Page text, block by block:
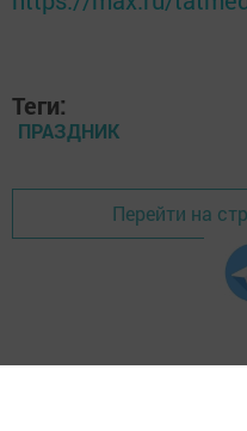
Теги:
ПРАЗДНИК
Перейти на